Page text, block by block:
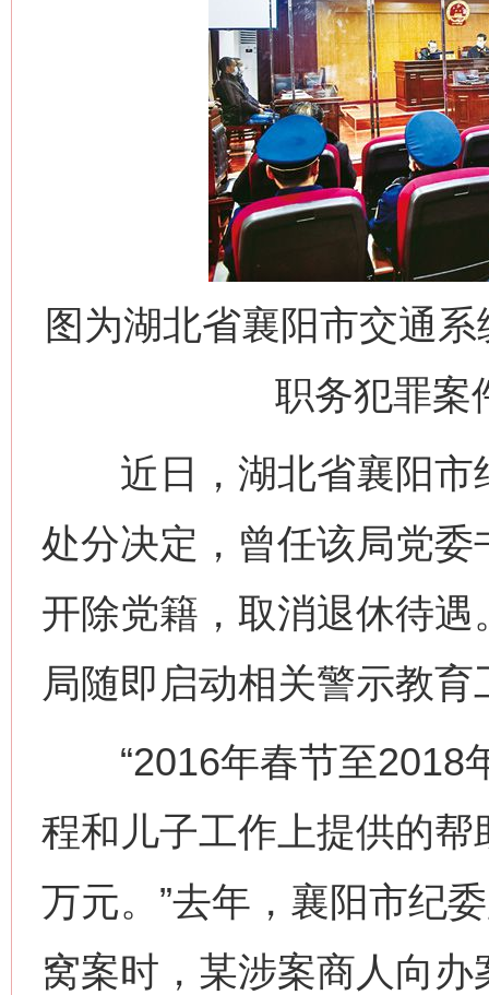
图为湖北省襄阳市交通
职务犯罪案
近日，湖北省襄阳市
处分决定，曾任该局党
开除党籍，取消退休待
局随即启动相关警示教
“2016年春节至2018
程和儿子工作上提供的
万元。”去年，襄阳市纪
窝案时，某涉案商人向